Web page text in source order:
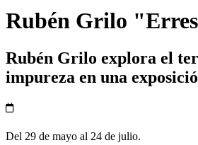
Rubén Grilo
Rubén Grilo explora el
impureza en una
Del 29 de mayo al 24 de julio.